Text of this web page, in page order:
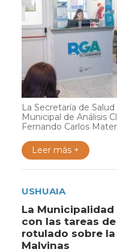
La Secretaría de
Municipal de Análisis
Fernando Carlos
Leer más +
USHUAIA
La
con las tareas
rotulado sobre
Malvinas